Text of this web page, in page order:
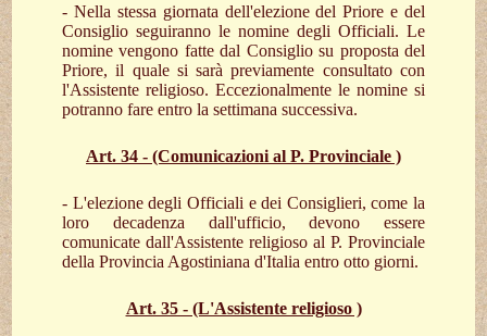
- Nella stessa giornata dell'elezione del Priore e del
Consiglio seguiranno le nomine degli Officiali. Le
nomine vengono fatte dal Consiglio su proposta del
Priore, il quale si sarà previamente consultato con
l'Assistente religioso. Eccezionalmente le nomine si
potranno fare entro la settimana successiva.
Art. 34 - (Comunicazioni al P. Provinciale )
- L'elezione degli Officiali e dei Consiglieri, come la
loro decadenza dall'ufficio, devono essere
comunicate dall'Assistente religioso al P. Provinciale
della Provincia Agostiniana d'Italia entro otto giorni.
Art. 35 - (L'Assistente religioso )